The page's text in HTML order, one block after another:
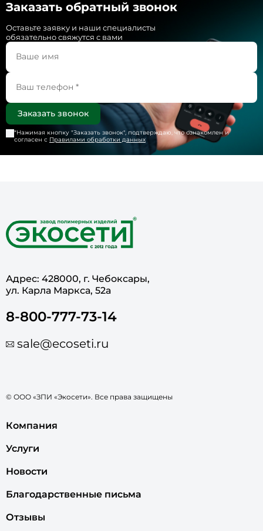
Заказать обратный звонок
Оставьте заявку и наши специалисты
обязательно свяжутся с вами
*Нажимая кнопку "Заказать звонок", подтверждаю, что ознакомлен и
согласен с Правилами обработки данных
Адрес: 428000, г. Чебоксары,
ул. Карла Маркса, 52а
8-800-777-73-14
sale@ecoseti.ru
© ООО «ЗПИ «Экосети». Все права защищены
Компания
Услуги
Новости
Благодарственные письма
Отзывы